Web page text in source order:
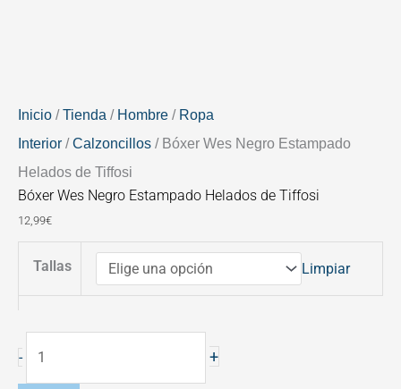
Inicio /Tienda / Hombre / Ropa
Interior /Calzoncillos / Bóxer Wes Negro Estampado
Helados de Tiffosi
Bóxer Wes Negro Estampado Helados de Tiffosi
12,99€
Tallas Limpiar
- +